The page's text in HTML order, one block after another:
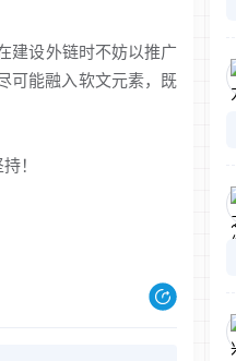
建设外链时不妨以推广
可能融入软文元素，既
！